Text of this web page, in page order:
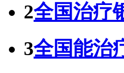
2全国治疗
3全国能治